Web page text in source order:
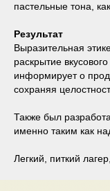
пастельные тона,
Результат
Выразительная
раскрытие
информирует о
сохраняя
Также был
именно таким как
Легкий, питкий